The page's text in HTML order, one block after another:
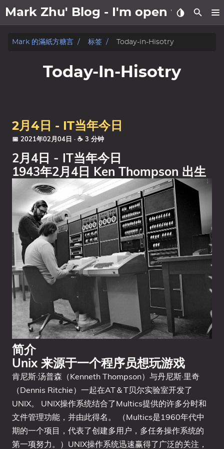
Mark Zhu' Blog - I'm open to work |
關於我
分类
系列
Mark 的滿紙方糖言 标签 Today-in-Hisotry
Today-In-Hisotry
2月4日 - IT当年今日
📅 2021年02月04日 · ☕ 3 分钟
2月4日 - IT当年今日
1943年2月4日 Ken Thompson 出生
简介
Unix 来源于一个程序员想玩游戏
肯尼斯·汤普森（Kenneth Thompson）与丹尼斯·里奇
（Dennis Ritchie）一起在AT＆T贝尔实验室开发了
UNIX。 UNIX操作系统结合了Multics提供的许多分时和
文件管理功能，并由此得名。 （Multics是1960年代中
期的一个项目，代表了创建多用户，多任务操作系统的
第一项努力。）UNIX操作系统迅速赢得了广泛的关注，